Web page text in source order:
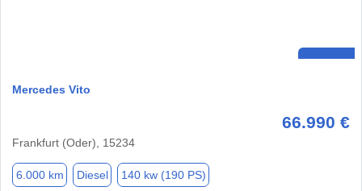
Mercedes Vito
66.990 €
Frankfurt (Oder), 15234
6.000 km Diesel 140 kw (190 PS)